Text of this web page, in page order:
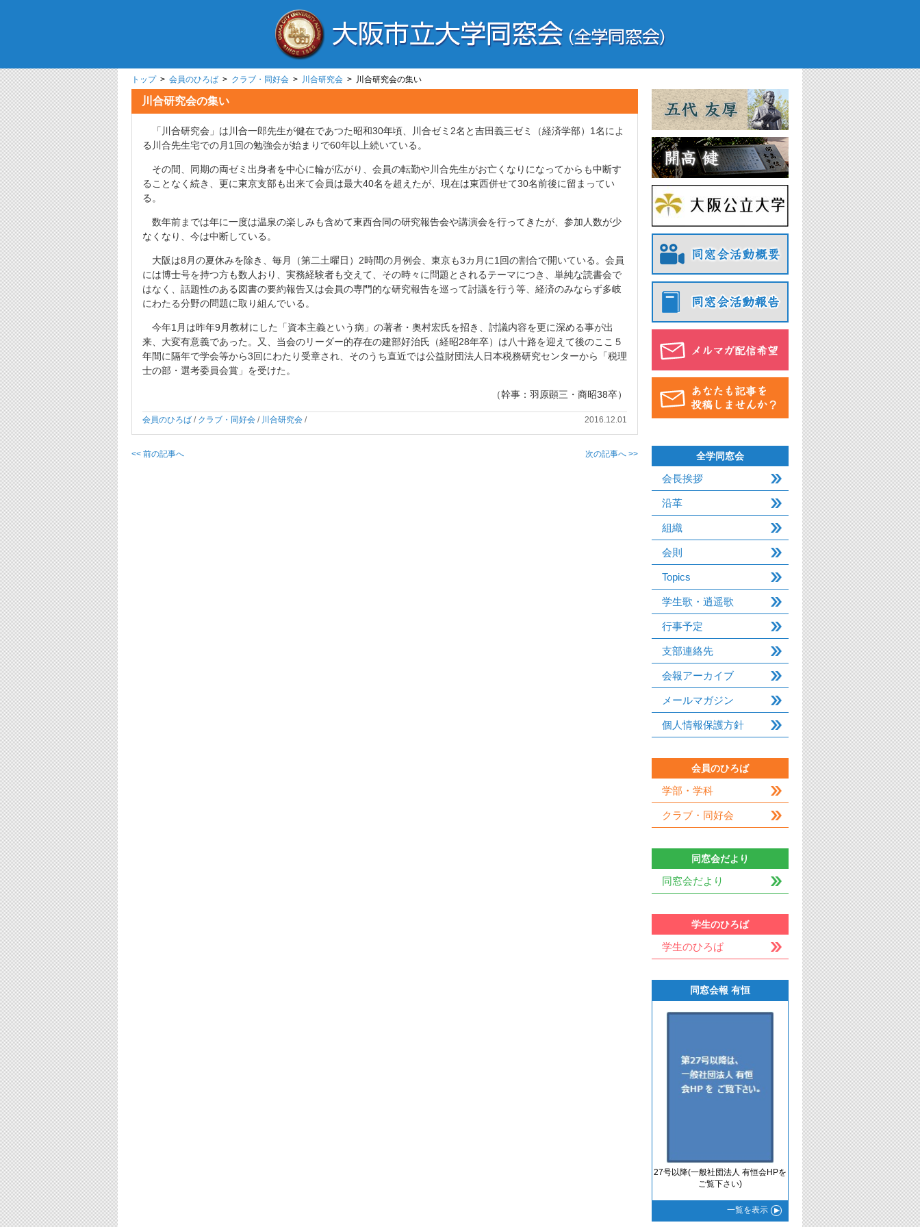
トップ> 会員のひろば > クラブ・同好会 > 川合研究会 > 川合研究会の集い
川合研究会の集い
「川合研究会」は川合一郎先生が健在であつた昭和30年頃、川合ゼミ2名と吉田義三ゼミ（経済学部）1名によ
る川合先生宅での月1回の勉強会が始まりで60年以上続いている。
その間、同期の両ゼミ出身者を中心に輪が広がり、会員の転勤や川合先生がお亡くなりになってからも中断す
ることなく続き、更に東京支部も出来て会員は最大40名を超えたが、現在は東西併せて30名前後に留まってい
る。
数年前までは年に一度は温泉の楽しみも含めて東西合同の研究報告会や講演会を行ってきたが、参加人数が少
なくなり、今は中断している。
大阪は8月の夏休みを除き、毎月（第二土曜日）2時間の月例会、東京も3カ月に1回の割合で開いている。会員
には博士号を持つ方も数人おり、実務経験者も交えて、その時々に問題とされるテーマにつき、単純な読書会で
はなく、話題性のある図書の要約報告又は会員の専門的な研究報告を巡って討議を行う等、経済のみならず多岐
にわたる分野の問題に取り組んでいる。
今年1月は昨年9月教材にした「資本主義という病」の著者・奥村宏氏を招き、討議内容を更に深める事が出
来、大変有意義であった。又、当会のリーダー的存在の建部好治氏（経昭28年卒）は八十路を迎えて後のここ５
年間に隔年で学会等から3回にわたり受章され、そのうち直近では公益財団法人日本税務研究センターから「税理
士の部・選考委員会賞」を受けた。
（幹事：羽原顕三・商昭38卒）
会員のひろば / クラブ・同好会 / 川合研究会 / 2016.12.01
<< 前の記事へ 次の記事へ >> 全学同窓会
会長挨拶
沿革
組織
会則
Topics
学生歌・逍遥歌
行事予定
支部連絡先
会報アーカイブ
メールマガジン
個人情報保護方針
会員のひろば
学部・学科
クラブ・同好会
同窓会だより
同窓会だより
学生のひろば
学生のひろば
同窓会報 有恒
27号以降(一般社団法人 有恒会HPを
ご覧下さい)
一覧を表示